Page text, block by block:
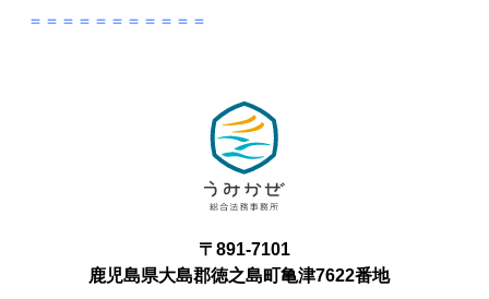
＝＝＝＝＝＝＝＝＝＝＝
〒891-7101
鹿児島県大島郡徳之島町亀津7622番地